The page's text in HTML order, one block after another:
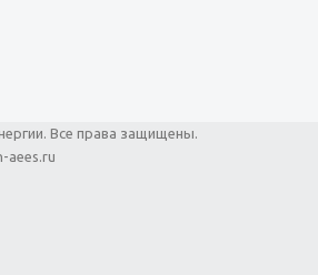
Все права защищены.
aees.ru